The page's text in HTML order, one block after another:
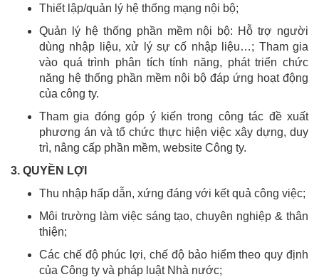
Thiết lập/quản lý hệ thống mạng nội bộ;
Quản lý hệ thống phần mềm nội bộ: Hỗ trợ người
dùng nhập liệu, xử lý sự cố nhập liệu…; Tham gia
vào quá trình phân tích tính năng, phát triển chức
năng hệ thống phần mềm nội bộ đáp ứng hoạt động
của công ty.
Tham gia đóng góp ý kiến trong công tác đề xuất
phương án và tổ chức thực hiện việc xây dựng, duy
trì, nâng cấp phần mềm, website Công ty.
3. QUYỀN LỢI
Thu nhập hấp dẫn, xứng đáng với kết quả công việc;
Môi trường làm việc sáng tạo, chuyên nghiệp & thân
thiện;
Các chế độ phúc lợi, chế độ bảo hiểm theo quy định
của Công ty và pháp luật Nhà nước;